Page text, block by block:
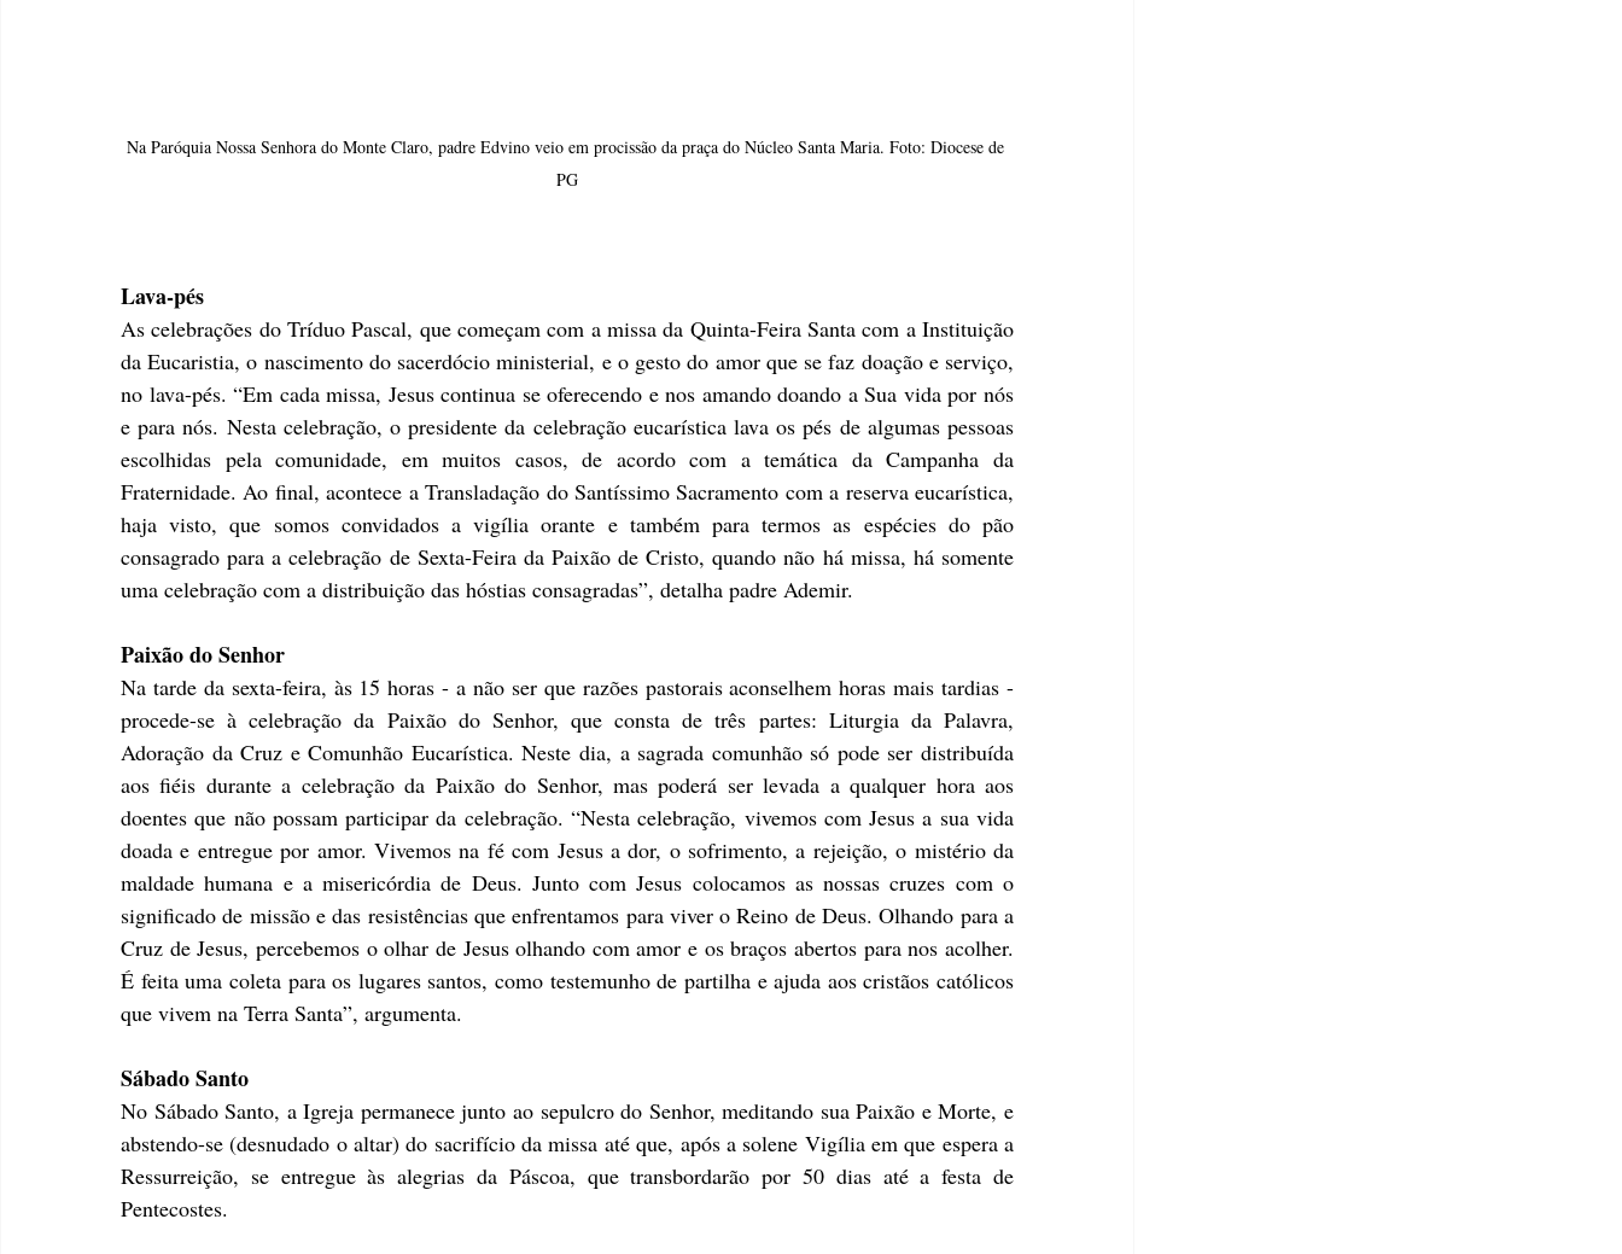
Na Paróquia Nossa Senhora do Monte Claro, padre Edvino veio em procissão da praça do Núcleo Santa Maria. Foto: Diocese de
PG
Lava-pés
As celebrações do Tríduo Pascal, que começam com a missa da Quinta-Feira Santa com a Instituição
da Eucaristia, o nascimento do sacerdócio ministerial, e o gesto do amor que se faz doação e serviço,
no lava-pés. “Em cada missa, Jesus continua se oferecendo e nos amando doando a Sua vida por nós
e para nós. Nesta celebração, o presidente da celebração eucarística lava os pés de algumas pessoas
escolhidas pela comunidade, em muitos casos, de acordo com a temática da Campanha da
Fraternidade. Ao final, acontece a Transladação do Santíssimo Sacramento com a reserva eucarística,
haja visto, que somos convidados a vigília orante e também para termos as espécies do pão
consagrado para a celebração de Sexta-Feira da Paixão de Cristo, quando não há missa, há somente
uma celebração com a distribuição das hóstias consagradas”, detalha padre Ademir.
Paixão do Senhor
Na tarde da sexta-feira, às 15 horas - a não ser que razões pastorais aconselhem horas mais tardias -
procede-se à celebração da Paixão do Senhor, que consta de três partes: Liturgia da Palavra,
Adoração da Cruz e Comunhão Eucarística. Neste dia, a sagrada comunhão só pode ser distribuída
aos fiéis durante a celebração da Paixão do Senhor, mas poderá ser levada a qualquer hora aos
doentes que não possam participar da celebração. “Nesta celebração, vivemos com Jesus a sua vida
doada e entregue por amor. Vivemos na fé com Jesus a dor, o sofrimento, a rejeição, o mistério da
maldade humana e a misericórdia de Deus. Junto com Jesus colocamos as nossas cruzes com o
significado de missão e das resistências que enfrentamos para viver o Reino de Deus. Olhando para a
Cruz de Jesus, percebemos o olhar de Jesus olhando com amor e os braços abertos para nos acolher.
É feita uma coleta para os lugares santos, como testemunho de partilha e ajuda aos cristãos católicos
que vivem na Terra Santa”, argumenta.
Sábado Santo
No Sábado Santo, a Igreja permanece junto ao sepulcro do Senhor, meditando sua Paixão e Morte, e
abstendo-se (desnudado o altar) do sacrifício da missa até que, após a solene Vigília em que espera a
Ressurreição, se entregue às alegrias da Páscoa, que transbordarão por 50 dias até a festa de
Pentecostes.